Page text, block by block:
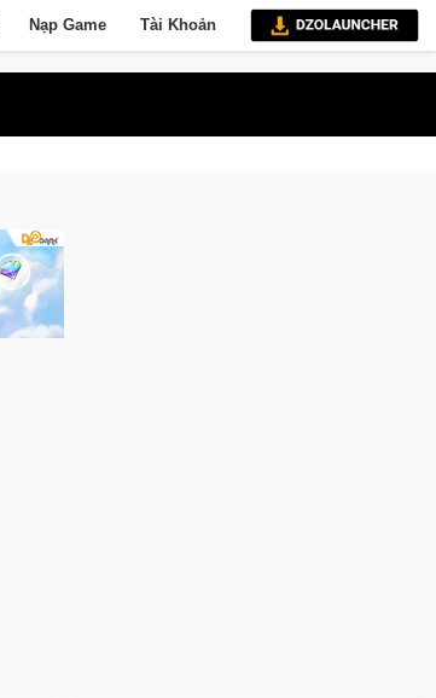
Nạp Game Tài Khoản